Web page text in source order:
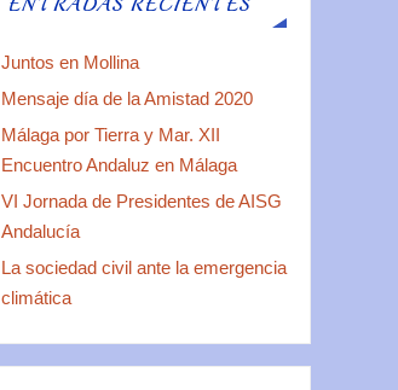
Juntos en Mollina
Mensaje día de la Amistad 2020
Málaga por Tierra y Mar. XII
Encuentro Andaluz en Málaga
VI Jornada de Presidentes de AISG
Andalucía
La sociedad civil ante la emergencia
climática